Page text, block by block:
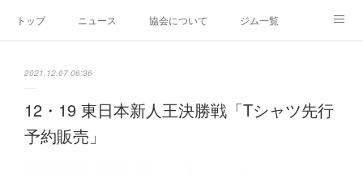
トップ ニュース 協会について ジム一覧
2021.12.07 06:36
12・19 東日本新人王決勝戦「Tシャツ先行
予約販売」